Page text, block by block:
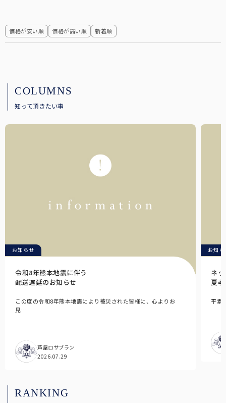
価格が安い順 価格が高い順 新着順
COLUMNS
知って頂きたい事
お知らせ
令和8年熊本地震に伴う
配送遅延のお知らせ
この度の令和8年熊本地震により被災された皆様に、心よりお
見…
芦屋ロサブラン
2026.07.29
お知ら
ネ
夏
平素
RANKING